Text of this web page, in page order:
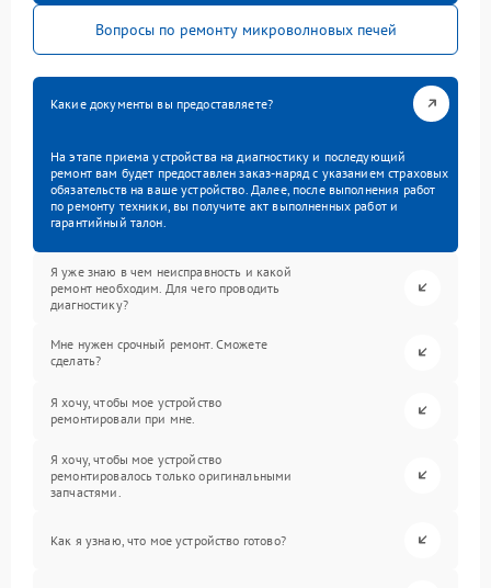
Вопросы по ремонту микроволновых печей
Какие документы вы предоставляете?
На этапе приема устройства на диагностику и последующий
ремонт вам будет предоставлен заказ-наряд с указанием страховых
обязательств на ваше устройство. Далее, после выполнения работ
по ремонту техники, вы получите акт выполненных работ и
гарантийный талон.
Я уже знаю в чем неисправность и какой
ремонт необходим. Для чего проводить
диагностику?
Мне нужен срочный ремонт. Сможете
сделать?
Я хочу, чтобы мое устройство
ремонтировали при мне.
Я хочу, чтобы мое устройство
ремонтировалось только оригинальными
запчастями.
Как я узнаю, что мое устройство готово?